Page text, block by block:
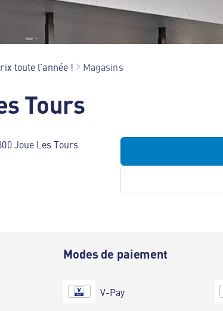
toute l’année ! Magasins
Tours
Joue Les Tours
Modes de paiement
V-Pay